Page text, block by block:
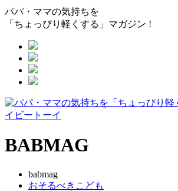
パパ・ママの気持ちを
「ちょっぴり軽くする」マガジン !
BABMAG
babmag
おそるべきこども